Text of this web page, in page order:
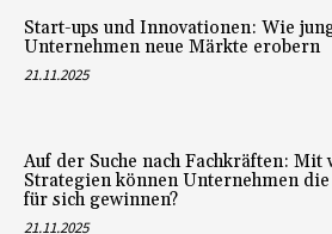
Start-ups und Innovationen: Wie
Unternehmen neue Märkte erobern
21.11.2025
Auf der Suche nach Fachkräften: Mit
Strategien können Unternehmen die
für sich gewinnen?
21.11.2025